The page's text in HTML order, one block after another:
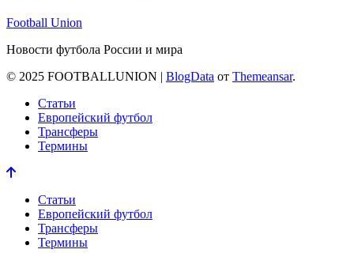
Football Union
Новости футбола России и мира
© 2025 FOOTBALLUNION | BlogData от Themeansar.
Статьи
Европейский футбол
Трансферы
Термины
Статьи
Европейский футбол
Трансферы
Термины